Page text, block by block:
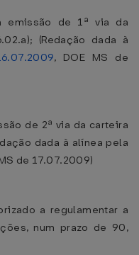
emissão de 1ª via da
(Redação dada à
, DOE MS de
de 2ª via da carteira
dada à alínea pela
de 17.07.2009)
a regulamentar a
num prazo de 90,